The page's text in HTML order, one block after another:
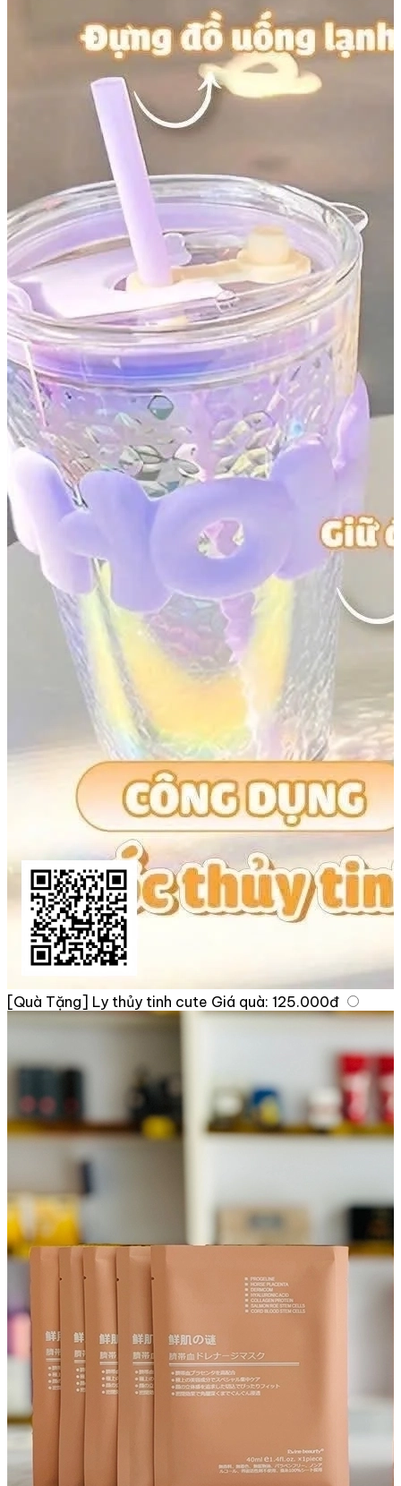
[Quà Tặng] Ly thủy tinh cute Giá quà: 125.000đ